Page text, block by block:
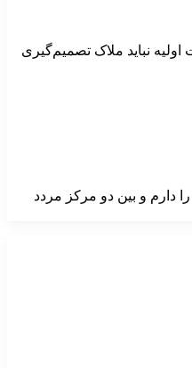
نباید ملاک تصمیم‌گیری
دارم و بین دو مرکز مردد